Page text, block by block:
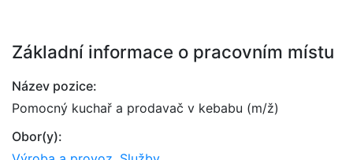
Základní informace o pracovním místu
Název pozice:
Pomocný kuchař a prodavač v kebabu (m/ž)
Obor(y):